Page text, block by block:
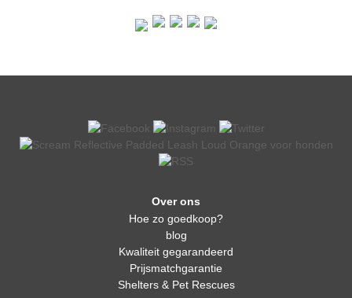
Over ons
Hoe zo goedkoop?
blog
Kwaliteit gegarandeerd
Prijsmatchgarantie
Shelters & Pet Rescues